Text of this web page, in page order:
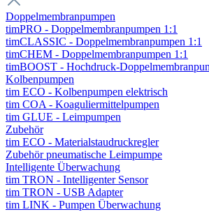
Doppelmembranpumpen
timPRO - Doppelmembranpumpen 1:1
timCLASSIC - Doppelmembranpumpen 1:1
timCHEM - Doppelmembranpumpen 1:1
timBOOST - Hochdruck-
Kolbenpumpen
tim ECO - Kolbenpumpen elektrisch
tim COA - Koaguliermittelpumpen
tim GLUE - Leimpumpen
Zubehör
tim ECO - Materialstaudruckregler
Zubehör pneumatische Leimpumpe
Intelligente Überwachung
tim TRON - Intelligenter Sensor
tim TRON - USB Adapter
tim LINK - Pumpen Überwachung